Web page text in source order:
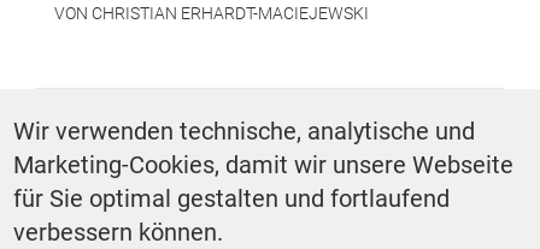
VON CHRISTIAN ERHARDT-MACIEJEWSKI
Panorama
Wir verwenden technische, analytische und
Marketing-Cookies, damit wir unsere Webseite
für Sie optimal gestalten und fortlaufend
verbessern können.